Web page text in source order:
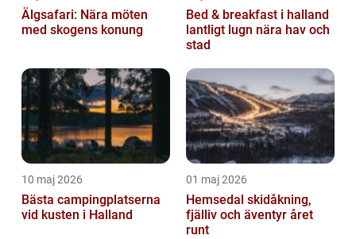
Älgsafari: Nära möten
med skogens konung
Bed & breakfast i halland
lantligt lugn nära hav och
stad
10 maj 2026
Bästa campingplatserna
vid kusten i Halland
01 maj 2026
Hemsedal skidåkning,
fjälliv och äventyr året
runt